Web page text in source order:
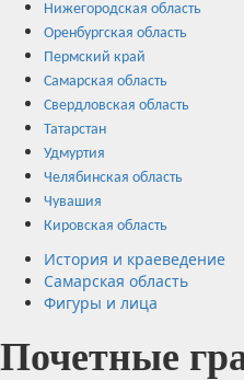
Нижегородская область
Оренбургская область
Пермский край
Самарская область
Свердловская область
Татарстан
Удмуртия
Челябинская область
Чувашия
Кировская область
История и краеведение
Самарская область
Фигуры и лица
Почетные